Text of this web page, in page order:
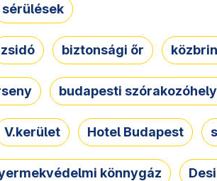
sérülések
zsidó biztonsági őr
budapesti
V.kerület Hotel Budapest
könnygáz